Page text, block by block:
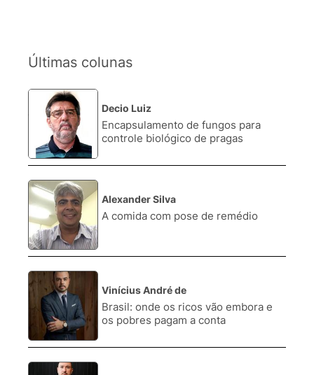
Últimas colunas
Decio Luiz
Encapsulamento de fungos para
controle biológico de pragas
2.
Alexander Silva
A comida com pose de remédio
Vinícius André de
Brasil: onde os ricos vão embora e
os pobres pagam a conta